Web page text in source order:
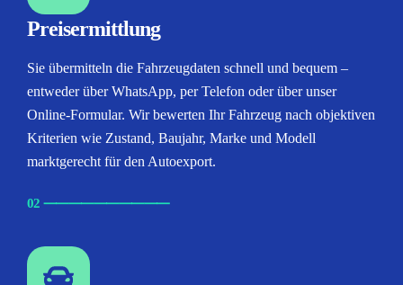
Preisermittlung
Sie übermitteln die Fahrzeugdaten schnell und bequem –
entweder über WhatsApp, per Telefon oder über unser
Online-Formular. Wir bewerten Ihr Fahrzeug nach objektiven
Kriterien wie Zustand, Baujahr, Marke und Modell
marktgerecht für den Autoexport.
02 ⸺⸺⸺⸺⸺